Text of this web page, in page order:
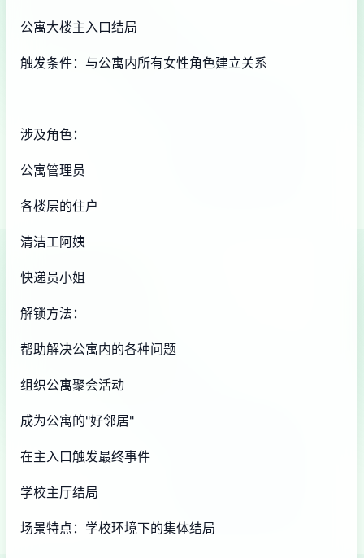
公寓大楼主入口结局
触发条件：与公寓内所有女性角色建立关系
涉及角色：
公寓管理员
各楼层的住户
清洁工阿姨
快递员小姐
解锁方法：
帮助解决公寓内的各种问题
组织公寓聚会活动
成为公寓的"好邻居"
在主入口触发最终事件
学校主厅结局
场景特点：学校环境下的集体结局